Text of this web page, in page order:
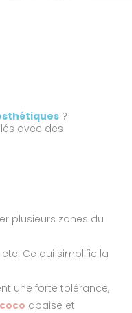
?
avec des
plusieurs zones du
Ce qui simplifie la
une forte tolérance,
apaise et